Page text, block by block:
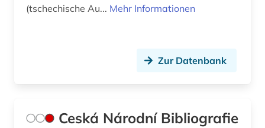
(tschechische Au... Mehr Informationen
Zur Datenbank
Ceská Národní Bibliografie